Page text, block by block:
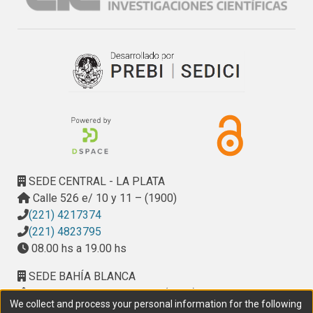
pertenecientes a cada subsistema (gráfica, publicidad,
subsistemas mismos.
En el caso del patrimonio cultural y natural, la utilización de
los recursos de comunicación debe estudiarse y
el respeto de lenguajes, morfologías, materiales y
sobretodo la imagen a proyecta
SEDE CENTRAL - LA PLATA
Calle 526 e/ 10 y 11 – (1900)
(221) 4217374
(221) 4823795
08.00 hs a 19.00 hs
SEDE BAHÍA BLANCA
Calle Ciudad de Cali 320 – (8000). Universidad
Provincial del Sudoeste (UPSO)
We collect and process your personal information for the following